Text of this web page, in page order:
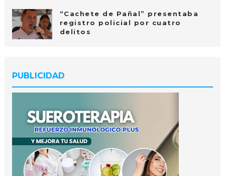
“Cachete de Pañal” presentaba
registro policial por cuatro
delitos
PUBLICIDAD